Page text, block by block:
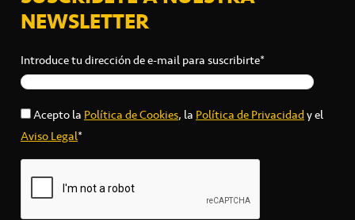
NEWSLETTER
Introduce tu dirección de e-mail para suscribirte*
Acepto laPolítica de Cookies, laPolítica de Privacidady el
Aviso Legal*